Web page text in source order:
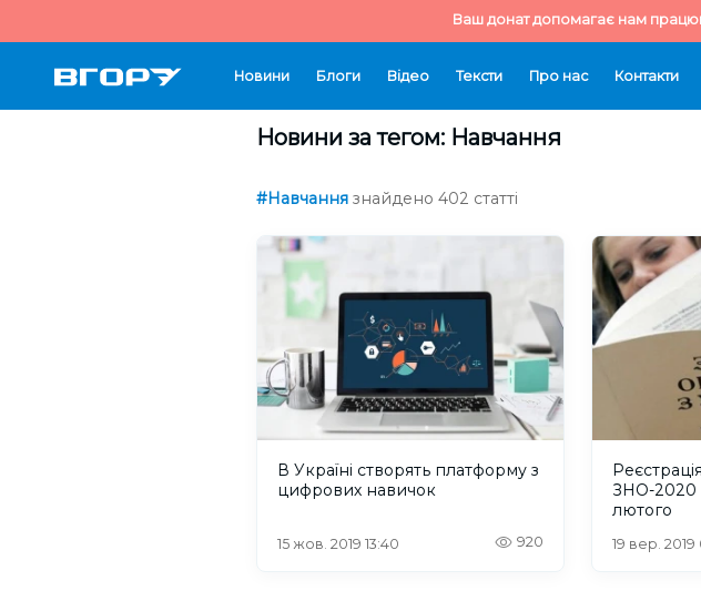
Ваш донат допомагає нам
Новини Блоги Відео Тексти Про нас Контакти
Новини за тегом: Навчання
#Навчання знайдено 402 статті
В Україні створять платформу з
цифрових навичок
15 жов. 2019 13:40 920
ЗНО-2020
лютого
19 вер.